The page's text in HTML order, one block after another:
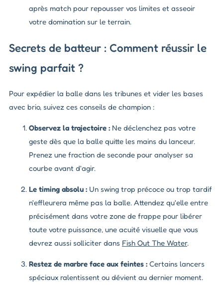
après match pour repousser vos limites et asseoir
votre domination sur le terrain.
Secrets de batteur : Comment réussir le
swing parfait ?
Pour expédier la balle dans les tribunes et vider les bases
avec brio, suivez ces conseils de champion :
Observez la trajectoire : Ne déclenchez pas votre
geste dès que la balle quitte les mains du lanceur.
Prenez une fraction de seconde pour analyser sa
courbe avant d'agir.
Le timing absolu : Un swing trop précoce ou trop tardif
n'effleurera même pas la balle. Attendez qu'elle entre
précisément dans votre zone de frappe pour libérer
toute votre puissance, une acuité visuelle que vous
devrez aussi solliciter dans Fish Out The Water.
Restez de marbre face aux feintes : Certains lancers
spéciaux ralentissent ou dévient au dernier moment.